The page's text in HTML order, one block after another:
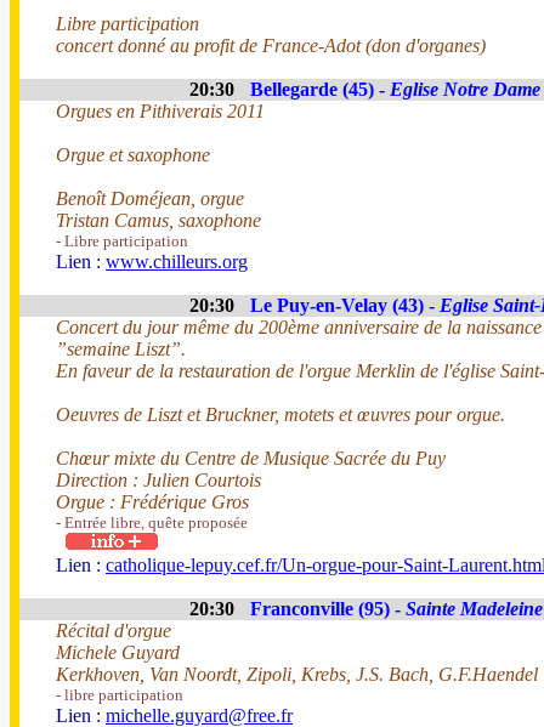
Libre participation
concert donné au profit de France-Adot (don d'organes)
20:30 Bellegarde (45) - Eglise Notre Dame
Orgues en Pithiverais 2011
Orgue et saxophone
Benoît Doméjean, orgue
Tristan Camus, saxophone
- Libre participation
Lien : www.chilleurs.org
20:30 Le Puy-en-Velay (43) - Eglise
Concert du jour même du 200ème anniversaire de la
”semaine Liszt”.
En faveur de la restauration de l'orgue Merklin de l'église
Oeuvres de Liszt et Bruckner, motets et œuvres pour orgue.
Chœur mixte du Centre de Musique Sacrée du Puy
Direction : Julien Courtois
Orgue : Frédérique Gros
- Entrée libre, quête proposée
Lien : catholique-lepuy.cef.fr/Un-orgue-pour-Saint-
20:30 Franconville (95) - Sainte Madeleine
Récital d'orgue
Michele Guyard
Kerkhoven, Van Noordt, Zipoli, Krebs, J.S. Bach, G.F.Haendel
- libre participation
Lien : michelle.guyard@free.fr